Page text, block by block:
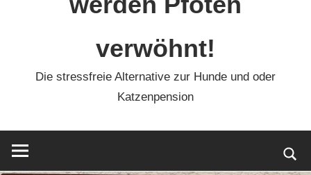
verwöhnt!
Die stressfreie Alternative zur Hunde und oder
Katzenpension